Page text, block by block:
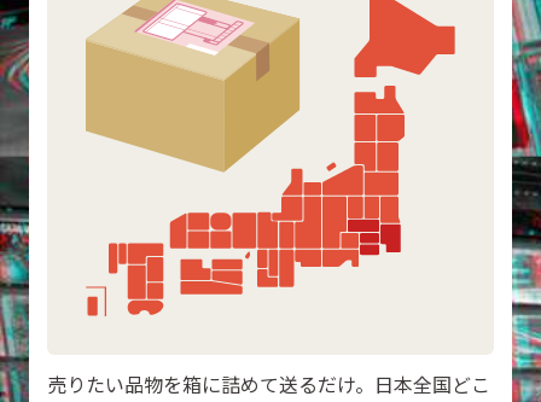
売りたい品物を箱に詰めて送るだけ。日本全国どこ